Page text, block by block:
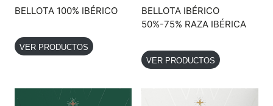
BELLOTA 100% IBÉRICO
VER PRODUCTOS
BELLOTA IBÉRICO
50%-75% RAZA IBÉRICA
VER PRODUCTOS